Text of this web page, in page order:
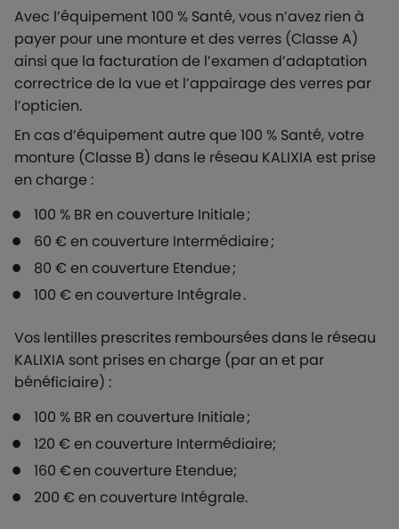
Avec l’équipement 100 % Santé, vous n’avez rien à
payer pour une monture et des verres (Classe A)
ainsi que la facturation de l’examen d’adaptation
correctrice de la vue et l’appairage des verres par
l’opticien.
En cas d’équipement autre que 100 % Santé, votre
monture (Classe B) dans le réseau KALIXIA est prise
en charge :
100 % BR en couverture Initiale ;
60 € en couverture Intermédiaire ;
80 € en couverture Etendue ;
100 € en couverture Intégrale .
Vos lentilles prescrites remboursées dans le réseau
KALIXIA sont prises en charge (par an et par
bénéficiaire) :
100 % BR en couverture Initiale ;
120 € en couverture Intermédiaire;
160 € en couverture Etendue;
200 € en couverture Intégrale.